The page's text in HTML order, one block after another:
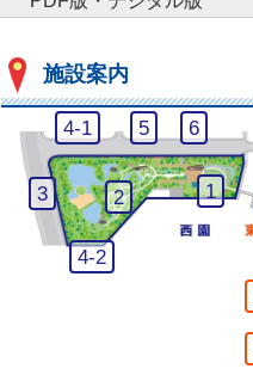
施設案内
1 芝
生
2 自
然
3 西
淡
水
池
4-1
号
観
察
小
屋
4-2
号
5
然
学
習
6 管
理
事
務
所